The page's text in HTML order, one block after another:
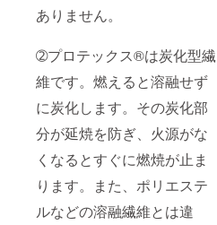
ありません。
➁プロテックス®は炭化型繊
維です。燃えると溶融せず
に炭化します。その炭化部
分が延焼を防ぎ、火源がな
くなるとすぐに燃焼が止ま
ります。また、ポリエステ
ルなどの溶融繊維とは違